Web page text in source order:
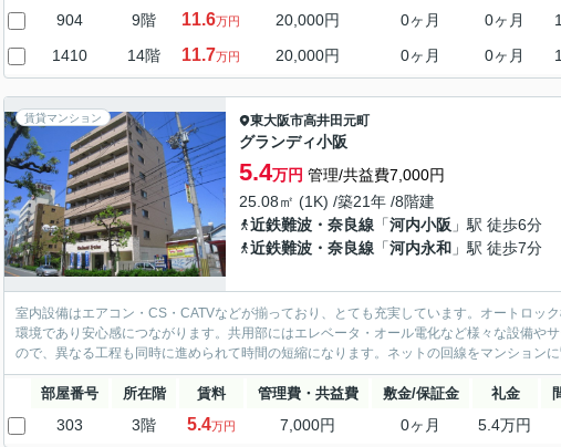
904 9階 11.6万円 20,000円 0ヶ月 0ヶ月
1410 14階 11.7万円 20,000円 0ヶ月 0ヶ月
賃貸マンション 東大阪市高井田元町
グランディ小阪
5.4万円 管理/共益費7,000円
25.08㎡ (1K) /築21年 /8階建
近鉄難波・奈良線 「河内小阪 」駅 徒歩6分
近鉄難波・奈良線 「河内永和 」駅 徒歩7分
室内設備はエアコン・CS・CATVなどが揃っており、とても充実しています。オートロッ
環境であり安心感につながります。共用部にはエレベータ・オール電化など様々な設備や
ので、異なる工程も同時に進められて時間の短縮になります。ネットの回線をマンション
部屋番号 所在階 賃料 管理費・共益費 敷金/保証金 礼金
303 3階 5.4万円 7,000円 0ヶ月 5.4万円